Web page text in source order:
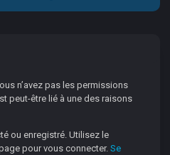
n’avez pas les permissions
peut-être lié à une des raisons
ou enregistré. Utilisez le
pour vous connecter.Se